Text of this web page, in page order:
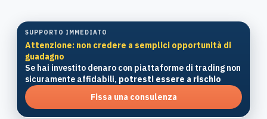
SUPPORTO IMMEDIATO
Attenzione: non credere a semplici opportunità di
guadagno
Se hai investito denaro con piattaforme di trading non
sicuramente affidabili, potresti essere a rischio
Fissa una consulenza